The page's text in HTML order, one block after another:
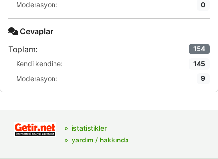
Moderasyon: 0
Cevaplar
Toplam:
154
Kendi kendine: 145
Moderasyon: 9
istatistikler
yardım / hakkında